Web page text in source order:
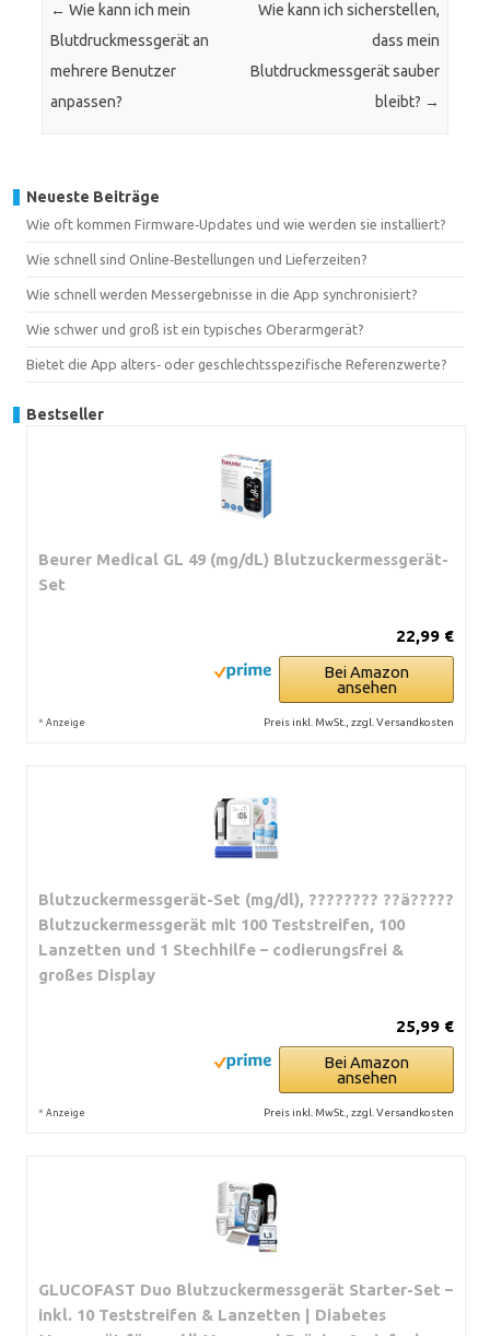
← Wie kann ich mein
Blutdruckmessgerät an
mehrere Benutzer
anpassen?
Wie kann ich sicherstellen,
dass mein
Blutdruckmessgerät sauber
bleibt? →
Neueste Beiträge
Wie oft kommen Firmware‑Updates und wie werden sie installiert?
Wie schnell sind Online‑Bestellungen und Lieferzeiten?
Wie schnell werden Messergebnisse in die App synchronisiert?
Wie schwer und groß ist ein typisches Oberarmgerät?
Bietet die App alters‑ oder geschlechtsspezifische Referenzwerte?
Bestseller
Beurer Medical GL 49 (mg/dL) Blutzuckermessgerät-
Set
22,99 €
Bei Amazon
ansehen
* Anzeige Preis inkl. MwSt., zzgl. Versandkosten
Blutzuckermessgerät-Set (mg/dl), ???????? ??ä?????
Blutzuckermessgerät mit 100 Teststreifen, 100
Lanzetten und 1 Stechhilfe – codierungsfrei &
großes Display
25,99 €
Bei Amazon
ansehen
* Anzeige Preis inkl. MwSt., zzgl. Versandkosten
GLUCOFAST Duo Blutzuckermessgerät Starter-Set –
inkl. 10 Teststreifen & Lanzetten | Diabetes